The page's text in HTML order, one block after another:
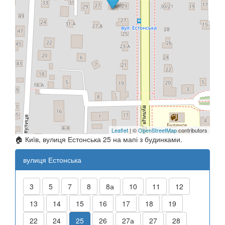
Leaflet | ©OpenStreetMapcontributors
🏠 Київ, вулиця Естонська 25 на мапі з будинками.
вулиця Естонська
3 5 7 8 8а 10 11
12
13
14 15 16 17 18
19
22
24 25 26 27а 27 28